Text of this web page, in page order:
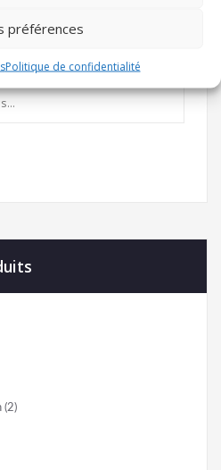
préférences
Politique de confidentialité
(2)